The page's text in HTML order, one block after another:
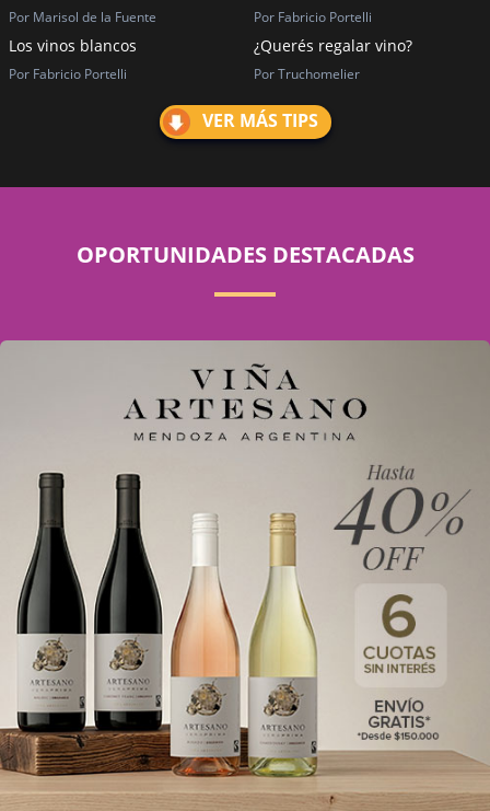
Por Marisol de la Fuente Por Fabricio Portelli
Los vinos blancos
Por Fabricio Portelli
¿Querés regalar vino?
Por Truchomelier
VER MÁS TIPS
OPORTUNIDADES DESTACADAS